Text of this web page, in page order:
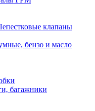
клапаны
бензо и масло
багажники